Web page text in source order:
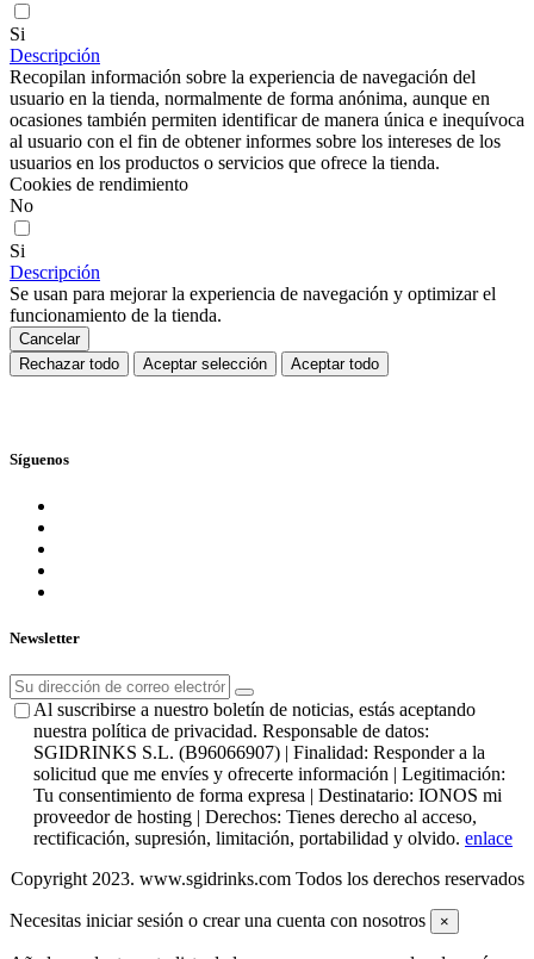
Si
Descripción
Recopilan información sobre la experiencia de navegación del
usuario en la tienda, normalmente de forma anónima, aunque en
ocasiones también permiten identificar de manera única e inequívoca
al usuario con el fin de obtener informes sobre los intereses de los
usuarios en los productos o servicios que ofrece la tienda.
Cookies de rendimiento
No
Si
Descripción
Se usan para mejorar la experiencia de navegación y optimizar el
funcionamiento de la tienda.
Cancelar
Rechazar todo
Aceptar selección Aceptar todo
Síguenos
Newsletter
Al suscribirse a nuestro boletín de noticias, estás aceptando
nuestra política de privacidad. Responsable de datos:
SGIDRINKS S.L. (B96066907) | Finalidad: Responder a la
solicitud que me envíes y ofrecerte información | Legitimación:
Tu consentimiento de forma expresa | Destinatario: IONOS mi
proveedor de hosting | Derechos: Tienes derecho al acceso,
rectificación, supresión, limitación, portabilidad y olvido. enlace
Copyright 2023. www.sgidrinks.com Todos los derechos reservados
Necesitas iniciar sesión o crear una cuenta con nosotros ×